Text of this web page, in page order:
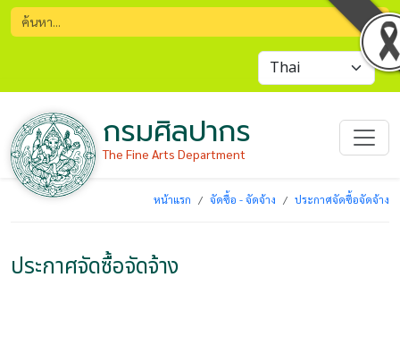
กรมศิลปากร
The Fine Arts Department
หน้าแรก จัดซื้อ - จัดจ้าง ประกาศจัดซื้อจัดจ้าง
ประกาศจัดซื้อจัดจ้าง